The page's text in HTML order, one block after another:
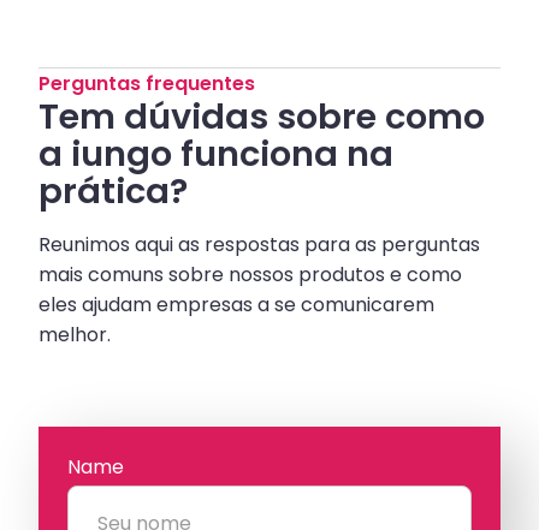
Perguntas frequentes
Tem dúvidas sobre como
a iungo funciona na
prática?
Reunimos aqui as respostas para as perguntas
mais comuns sobre nossos produtos e como
eles ajudam empresas a se comunicarem
melhor.
Name